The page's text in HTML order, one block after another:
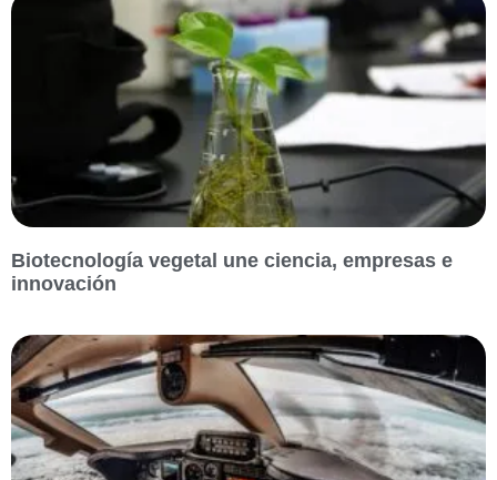
Biotecnología vegetal une ciencia, empresas e
innovación